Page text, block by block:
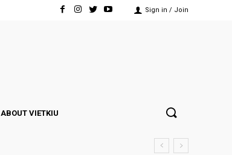
Sign in / Join
ABOUT VIETKIU